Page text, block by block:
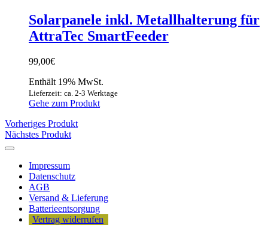
Solarpanele inkl. Metallhalterung für
AttraTec SmartFeeder
99,00€
Enthält 19% MwSt.
Lieferzeit: ca. 2-3 Werktage
Gehe zum Produkt
Vorheriges Produkt
Nächstes Produkt
Impressum
Datenschutz
AGB
Versand & Lieferung
Batterieentsorgung
Vertrag widerrufen